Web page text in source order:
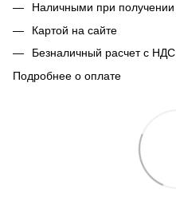
Наличными при получении
Картой на сайте
Безналичный расчет с НДС
Подробнее о оплате